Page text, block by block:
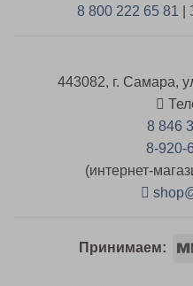
8 800 222 65 81 |
443082, г. Самара,
8 846
8-920-
(интернет-
Принимаем: